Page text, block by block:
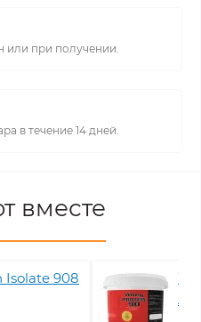
или при получении.
в течение 14 дней.
вместе
Isolate 908